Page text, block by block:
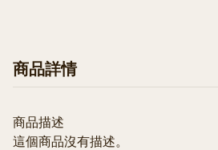
商品詳情
商品描述
這個商品沒有描述。